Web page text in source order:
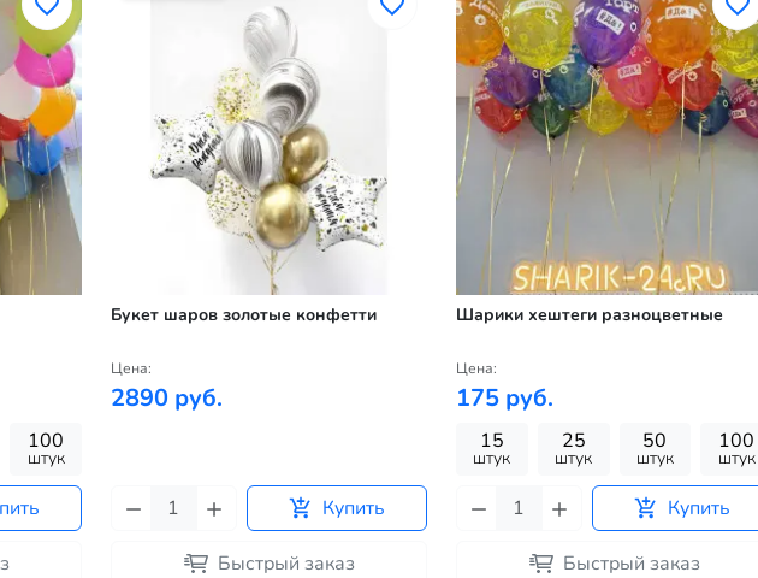
100
штук
Букет шаров золотые конфетти
Цена:
2890 руб.
Купить
Быстрый заказ
Шарики хештеги разноцветные
Цена:
175 руб.
15
штук
25
штук
50
штук
100
штук
Купить
Быстрый заказ